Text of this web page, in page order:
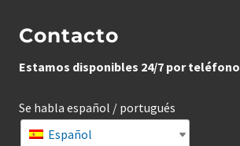
Contacto
Estamos disponibles 24/7 por teléfono
Se habla español / portugués
Español